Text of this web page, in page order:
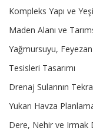
Kompleks Yapı ve
Maden Alanı ve
Yağmursuyu,
Tesisleri Tasarımı
Drenaj Sularının
Yukarı Havza
Dere, Nehir ve Irmak